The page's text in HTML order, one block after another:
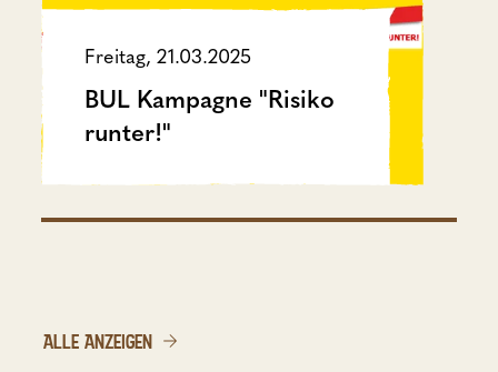
Freitag, 21.03.2025
BUL Kampagne "Risiko
runter!"
ALLE ANZEIGEN